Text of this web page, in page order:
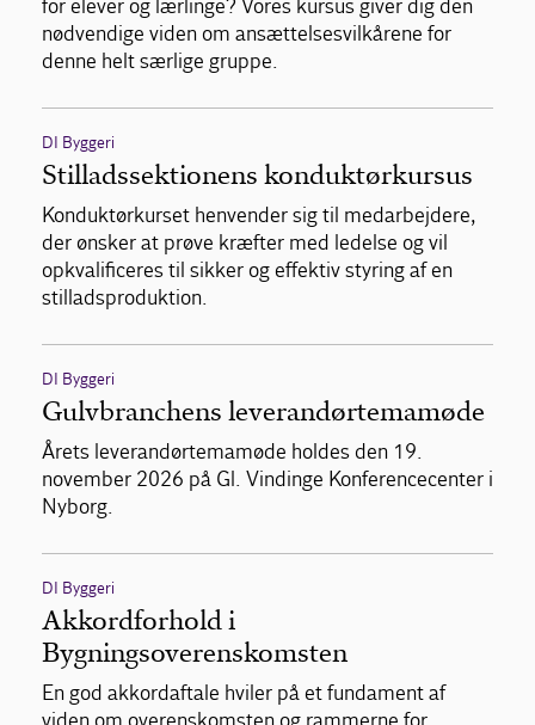
for elever og lærlinge? Vores kursus giver dig den
nødvendige viden om ansættelsesvilkårene for
denne helt særlige gruppe.
DI Byggeri
Stilladssektionens konduktørkursus
Konduktørkurset henvender sig til medarbejdere,
der ønsker at prøve kræfter med ledelse og vil
opkvalificeres til sikker og effektiv styring af en
stilladsproduktion.
DI Byggeri
Gulvbranchens leverandørtemamøde
Årets leverandørtemamøde holdes den 19.
november 2026 på Gl. Vindinge Konferencecenter i
Nyborg.
DI Byggeri
Akkordforhold i
Bygningsoverenskomsten
En god akkordaftale hviler på et fundament af